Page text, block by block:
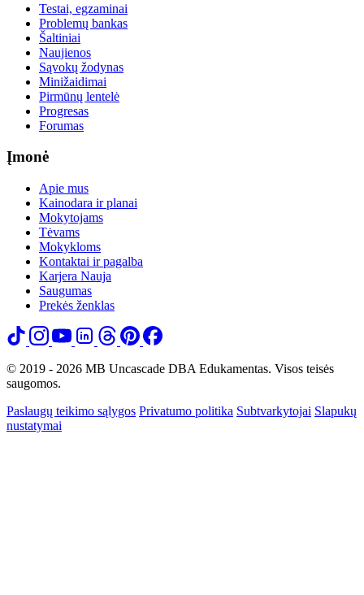
Testai, egzaminai
Problemų bankas
Šaltiniai
Naujienos
Sąvokų žodynas
Minižaidimai
Pirmūnų lentelė
Progresas
Forumas
Įmonė
Apie mus
Kainodara ir planai
Mokytojams
Tėvams
Mokykloms
Kontaktai ir pagalba
Karjera Nauja
Saugumas
Prekės ženklas
© 2019 - 2026 MB Uncascade DBA Edukamentas. Visos teisės
saugomos.
Paslaugų teikimo sąlygos Privatumo politika Subtvarkytojai Slapukų
nustatymai